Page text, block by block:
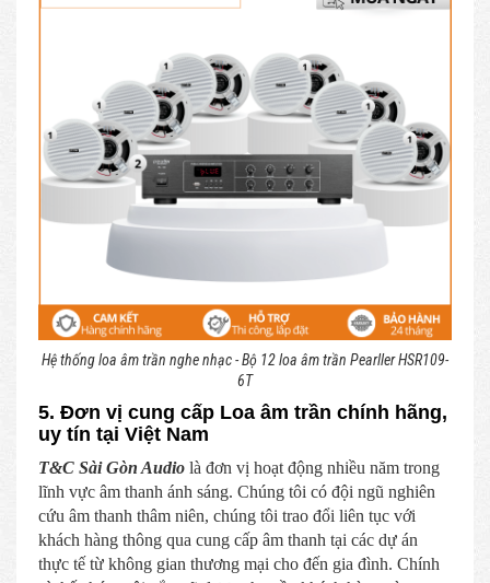
Hệ thống loa âm trần nghe nhạc - Bộ 12 loa âm trần Pearller HSR109-
6T
5. Đơn vị cung cấp Loa âm trần chính hãng,
uy tín tại Việt Nam
T&C Sài Gòn Audio là đơn vị hoạt động nhiều năm trong
lĩnh vực âm thanh ánh sáng. Chúng tôi có đội ngũ nghiên
cứu âm thanh thâm niên, chúng tôi trao đổi liên tục với
khách hàng thông qua cung cấp âm thanh tại các dự án
thực tế từ không gian thương mại cho đến gia đình. Chính